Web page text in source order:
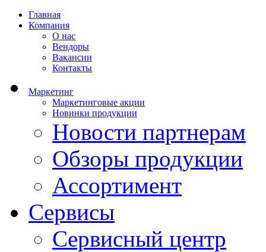
Главная
Компания
О нас
Вендоры
Вакансии
Контакты
Маркетинг
Маркетинговые акции
Новинки продукции
Новости партнерам
Обзоры продукции
Ассортимент
Сервисы
Сервисный центр